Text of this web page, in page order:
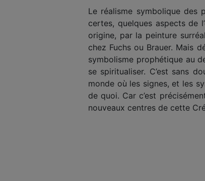
Le réalisme symbolique des
certes, quelques aspects de
origine, par la peinture
chez Fuchs ou Brauer. Mais
symbolisme prophétique au
se spiritualiser. C’est sans
monde où les signes, et les
de quoi. Car c’est
nouveaux centres de cette